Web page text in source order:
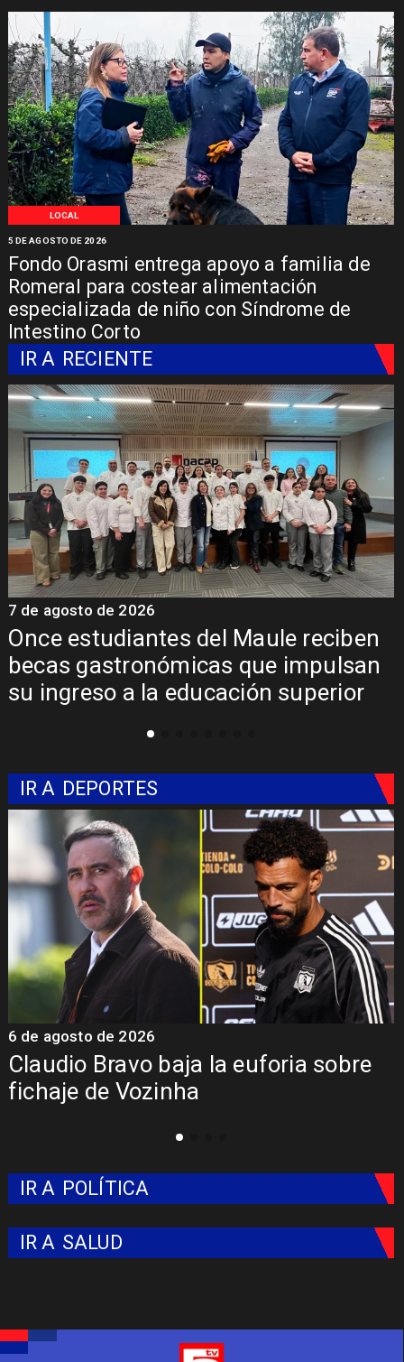
LOCAL
Fondo Orasmi entrega apoyo a familia de
Romeral para costear alimentación
especializada de niño con Síndrome de
Intestino Corto
5 DE AGOSTO DE 2026
IR A RECIENTE
Once estudiantes del Maule reciben
becas gastronómicas que impulsan
su ingreso a la educación superior
7 de agosto de 2026
IR A DEPORTES
Claudio Bravo baja la euforia sobre
fichaje de Vozinha
6 de agosto de 2026
IR A POLÍTICA
IR A SALUD